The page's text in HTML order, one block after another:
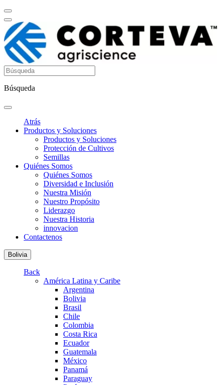
Búsqueda
Atrás
Productos y Soluciones
Productos y Soluciones
Protección de Cultivos
Semillas
Quiénes Somos
Quiénes Somos
Diversidad e Inclusión
Nuestra Misión
Nuestro Propósito
Liderazgo
Nuestra Historia
innovacion
Contactenos
Bolivia
Back
América Latina y Caribe
Argentina
Bolivia
Brasil
Chile
Colombia
Costa Rica
Ecuador
Guatemala
México
Panamá
Paraguay